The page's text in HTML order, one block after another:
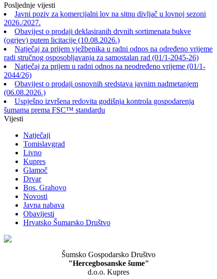
Posljednje vijesti
Javni poziv za komercijalni lov na sitnu divljač u lovnoj sezoni
2026./2027.
Obavijest o prodaji deklasiranih drvnih sortimenata bukve
(ogrjev) putem licitacije (10.08.2026.)
Natječaj za prijem vježbenika u radni odnos na određeno vrijeme
radi stručnog osposobljavanja za samostalan rad (01/1-2045-26)
Natječaj za prijem u radni odnos na neodređeno vrijeme (01/1-
2044/26)
Obavijest o prodaji osnovnih sredstava javnim nadmetanjem
(06.08.2026.)
Uspješno izvršena redovita godišnja kontrola gospodarenja
šumama prema FSC™ standardu
Vijesti
Natječaji
Tomislavgrad
Livno
Kupres
Glamoč
Drvar
Bos. Grahovo
Novosti
Javna nabava
Obavijesti
Hrvatsko Šumarsko Društvo
Šumsko Gospodarsko Društvo
"Hercegbosanske šume"
d.o.o. Kupres